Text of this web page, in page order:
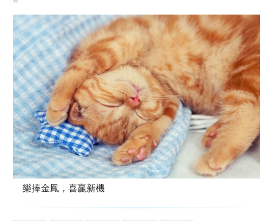
樂捧金鳳，喜贏新機